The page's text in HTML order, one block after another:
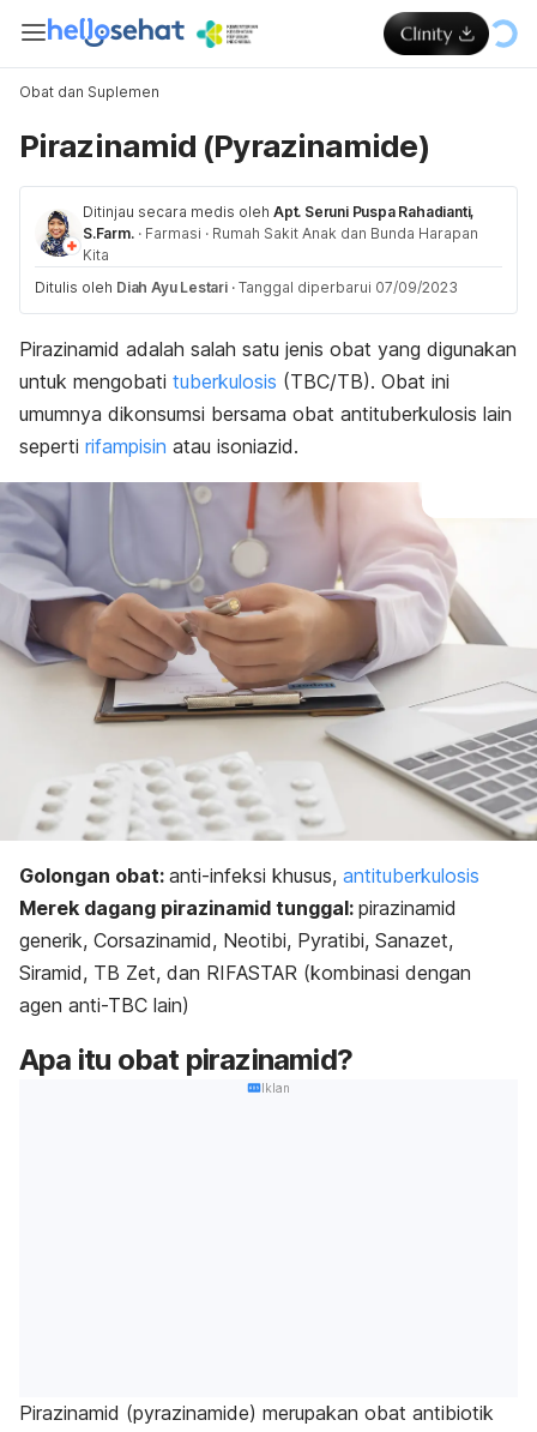
Obat dan Suplemen
Pirazinamid (Pyrazinamide)
Ditinjau secara medis oleh Apt. Seruni Puspa Rahadianti,
S.Farm. · Farmasi · Rumah Sakit Anak dan Bunda Harapan
Kita
Ditulis oleh Diah Ayu Lestari · Tanggal diperbarui 07/09/2023
Pirazinamid adalah salah satu jenis obat yang digunakan
untuk mengobati tuberkulosis (TBC/TB). Obat ini
umumnya dikonsumsi bersama obat antituberkulosis lain
seperti rifampisin atau isoniazid.
Golongan obat: anti-infeksi khusus, antituberkulosis
Merek dagang pirazinamid tunggal: pirazinamid
generik, Corsazinamid, Neotibi, Pyratibi, Sanazet,
Siramid, TB Zet, dan RIFASTAR (kombinasi dengan
agen anti-TBC lain)
Apa itu obat pirazinamid?
Iklan
Pirazinamid (pyrazinamide) merupakan obat antibiotik